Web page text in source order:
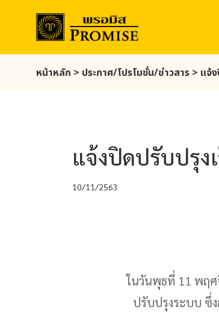
หน้าหลัก > ประกาศ/โปรโมชั่น/ข่าวสาร > แจ้
แจ้งปิดปรับปรุ
10/11/2563
ในวันพุธที่ 11 พฤ
ปรับปรุงระบบ ซึ่